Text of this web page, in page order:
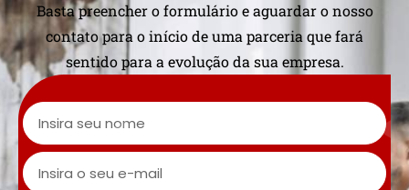
Basta preencher o formulário e aguardar o nosso
contato para o início de uma parceria que fará
sentido para a evolução da sua empresa.